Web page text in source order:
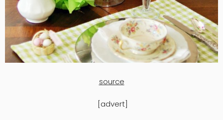
source
[advert]